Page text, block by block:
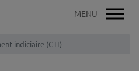
indiciaire (CTI)